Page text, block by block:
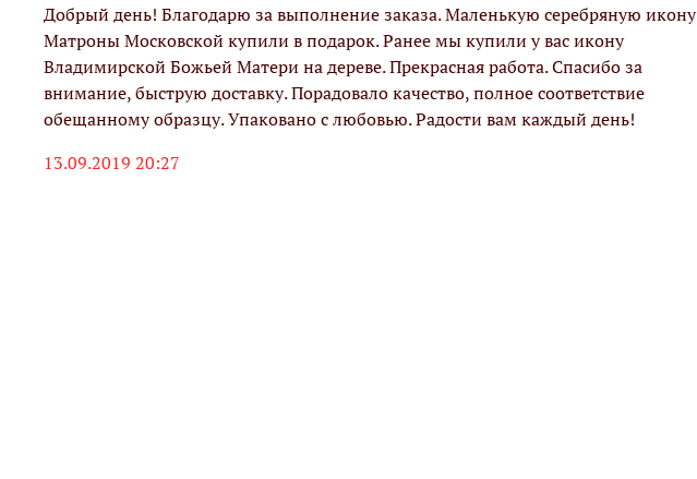
Добрый день! Благодарю за выполнение заказа. Маленькую серебряную икону
Матроны Московской купили в подарок. Ранее мы купили у вас икону
Владимирской Божьей Матери на дереве. Прекрасная работа. Спасибо за
внимание, быструю доставку. Порадовало качество, полное соответствие
обещанному образцу. Упаковано с любовью. Радости вам каждый день!
13.09.2019 20:27